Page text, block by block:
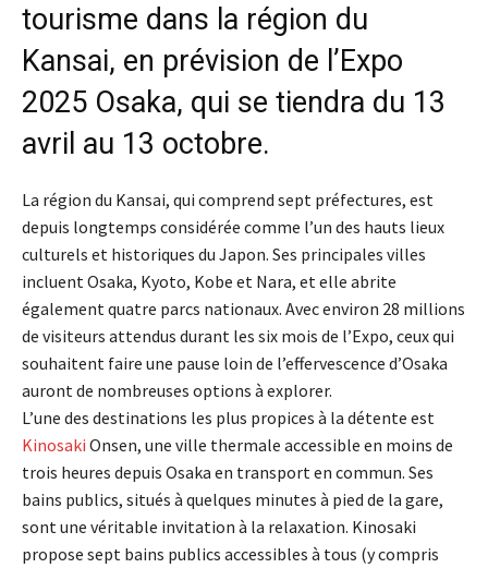
tourisme dans la région du
Kansai, en prévision de l’Expo
2025 Osaka, qui se tiendra du 13
avril au 13 octobre.
La région du Kansai, qui comprend sept préfectures, est
depuis longtemps considérée comme l’un des hauts lieux
culturels et historiques du Japon. Ses principales villes
incluent Osaka, Kyoto, Kobe et Nara, et elle abrite
également quatre parcs nationaux. Avec environ 28 millions
de visiteurs attendus durant les six mois de l’Expo, ceux qui
souhaitent faire une pause loin de l’effervescence d’Osaka
auront de nombreuses options à explorer.
L’une des destinations les plus propices à la détente est
Kinosaki Onsen, une ville thermale accessible en moins de
trois heures depuis Osaka en transport en commun. Ses
bains publics, situés à quelques minutes à pied de la gare,
sont une véritable invitation à la relaxation. Kinosaki
propose sept bains publics accessibles à tous (y compris